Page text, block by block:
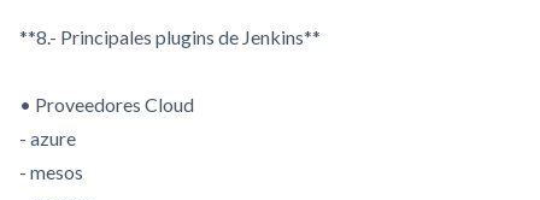
**8.- Principales plugins de Jenkins**
• Proveedores Cloud
- azure
- mesos